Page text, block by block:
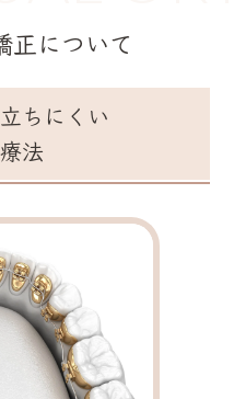
正について
ちにくい
法